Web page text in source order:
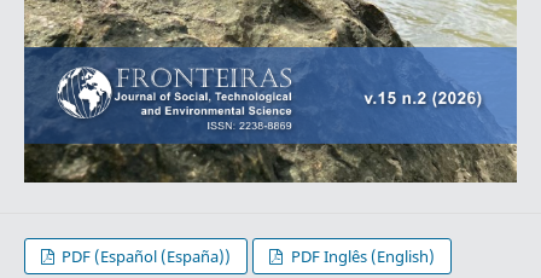
PDF (Español (España)) PDF Inglês (English)